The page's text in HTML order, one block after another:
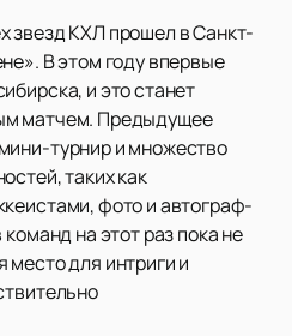
звезд КХЛ прошел в Санкт-
В этом году впервые
и это станет
матчем. Предыдущее
турнир и множество
таких как
фото и автограф-
на этот раз пока не
для интриги и